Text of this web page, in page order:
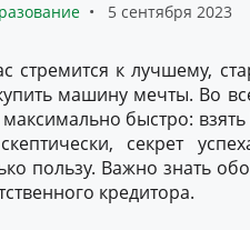
5 сентября 2023
стремится к лучшему,
машину мечты. Во
быстро:
секрет
пользу. Важно знать
кредитора.